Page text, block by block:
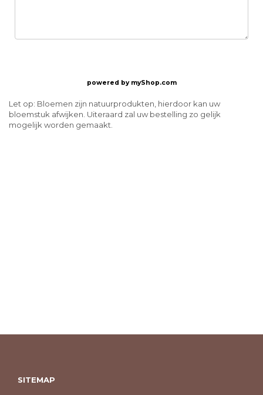
powered by myShop.com
Let op: Bloemen zijn natuurprodukten, hierdoor kan uw
bloemstuk afwijken. Uiteraard zal uw bestelling zo gelijk
mogelijk worden gemaakt.
SITEMAP